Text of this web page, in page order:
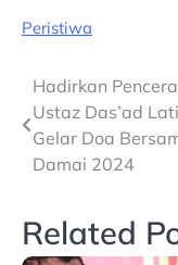
Peristiwa
Post
navigation
Hadirkan
Ustaz Das’ad
Gelar Doa
Damai 2024
Related